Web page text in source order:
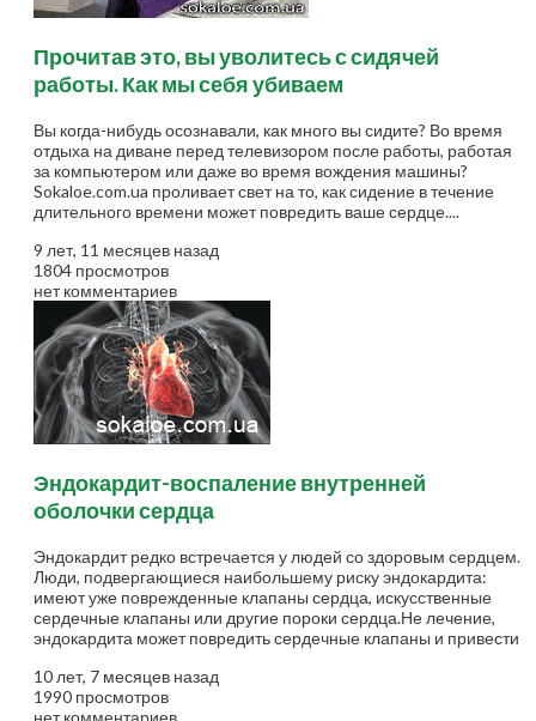
Прочитав это, вы уволитесь с сидячей
работы. Как мы себя убиваем
Вы когда-нибудь осознавали, как много вы сидите? Во время
отдыха на диване перед телевизором после работы, работая
за компьютером или даже во время вождения машины?
Sokaloe.com.ua проливает свет на то, как сидение в течение
длительного времени может повредить ваше сердце....
9 лет, 11 месяцев назад
1804 просмотров
нет комментариев
Эндокардит-воспаление внутренней
оболочки сердца
Эндокардит редко встречается у людей со здоровым сердцем.
Люди, подвергающиеся наибольшему риску эндокардита:
имеют уже поврежденные клапаны сердца, искусственные
сердечные клапаны или другие пороки сердца.Не лечение,
эндокардита может повредить сердечные клапаны и привести
включают...
10 лет, 7 месяцев назад
1990 просмотров
нет комментариев